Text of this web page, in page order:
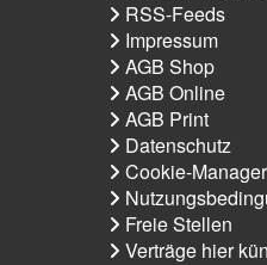
RSS-Feeds
Impressum
AGB Shop
AGB Online
AGB Print
Datenschutz
Cookie-Manager
Freie Stellen
Verträge hier